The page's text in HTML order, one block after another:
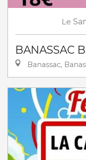
Le
BANASSAC
Banassac,